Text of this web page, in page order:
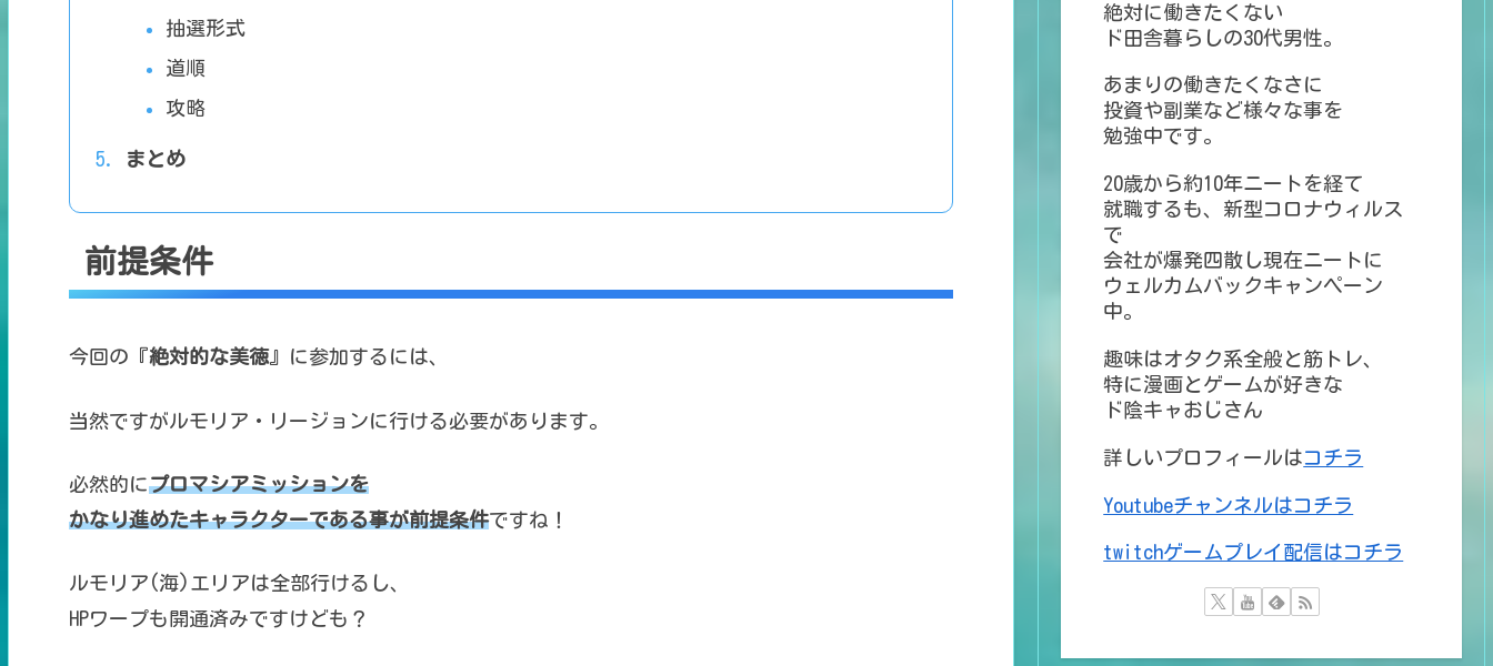
抽選形式
道順
攻略
まとめ
前提条件
今回の『絶対的な美徳』に参加するには、
当然ですがルモリア・リージョンに行ける必要があります。
必然的にプロマシアミッションを
かなり進めたキャラクターである事が前提条件ですね！
ルモリア(海)エリアは全部行けるし、
HPワープも開通済みですけども？
絶対に働きたくない
ド田舎暮らしの30代男性。
あまりの働きたくなさに
投資や副業など様々な事を
勉強中です。
20歳から約10年ニートを経て
就職するも、新型コロナウィルス
で
会社が爆発四散し現在ニートに
ウェルカムバックキャンペーン
中。
趣味はオタク系全般と筋トレ、
特に漫画とゲームが好きな
ド陰キャおじさん
詳しいプロフィールはコチラ
Youtubeチャンネルはコチラ
twitchゲームプレイ配信はコチラ